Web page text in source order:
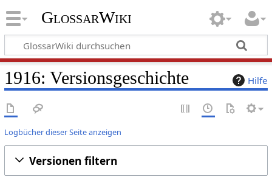
GlossarWiki
Hilfe
1916: Versionsgeschichte
Logbücher dieser Seite anzeigen
Versionen filtern